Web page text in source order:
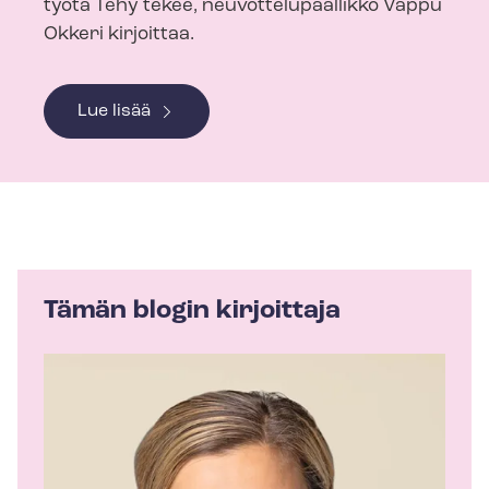
työtä Tehy tekee, neu­vot­te­lu­pääl­lik­kö Vappu
Okkeri kirjoittaa.
Lue lisää
Tämän blogin kirjoittaja